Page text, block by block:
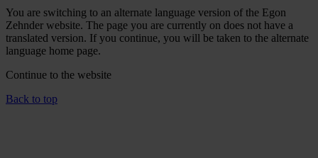
You are switching to an alternate language version of the Egon
Zehnder website. The page you are currently on does not have a
translated version. If you continue, you will be taken to the alternate
language home page.
Continue to the website
Back to top